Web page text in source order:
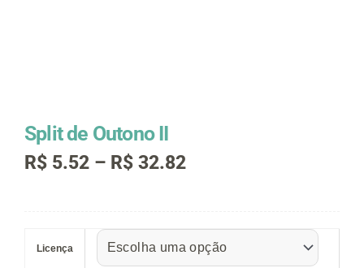
Split de Outono II
R$ 5.52 – R$ 32.82Faixa
através
R$ 32.82
Licença
Outono